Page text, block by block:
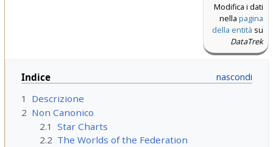
Modifica i dati
nella pagina
della entità su
DataTrek
Indice
1
Descrizione
2 Non Canonico
2.1
Star Charts
2.2 The Worlds of the Federation